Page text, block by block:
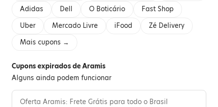
Adidas
Dell O Boticário
Fast Shop
Uber
Mercado Livre iFood
Zé Delivery
Mais cupons →
Cupons expirados de Aramis
Alguns ainda podem funcionar
Oferta Aramis: Frete Grátis para todo o Brasil